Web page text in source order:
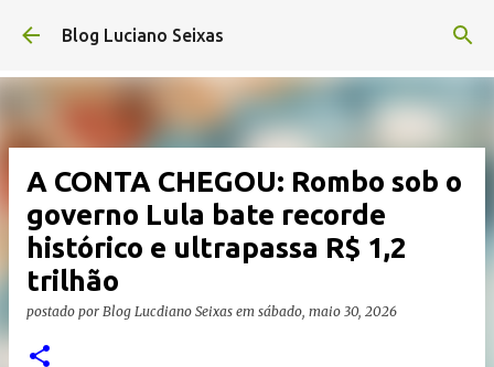
Pular para o conteúdo principal
Blog Luciano Seixas
A CONTA CHEGOU: Rombo sob o
governo Lula bate recorde
histórico e ultrapassa R$ 1,2
trilhão
postado por Blog Lucdiano Seixas em sábado, maio 30, 2026